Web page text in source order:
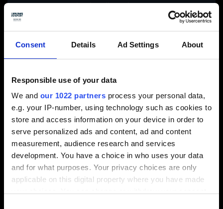
Consent Details Ad Settings About
Responsible use of your data
We and our 1022 partners process your personal data,
e.g. your IP-number, using technology such as cookies to
store and access information on your device in order to
serve personalized ads and content, ad and content
measurement, audience research and services
development. You have a choice in who uses your data
and for what purposes. Your privacy choices are only
applicable on this digital property where you have made
la visualizzazione.
Attiva i cookies
Esempio pratico di attrezzaggio multiplo
Nuovo video / form di contatto
Seleziona le preferenze dei cookies per attivare
la visualizzazione.